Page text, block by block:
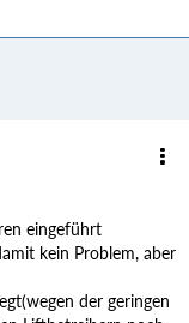
eingeführt
kein Problem, aber
der geringen